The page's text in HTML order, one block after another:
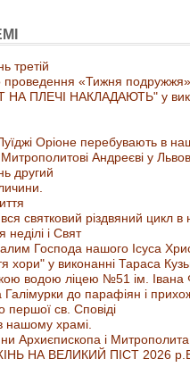
третій
проведення «Тижня подружжя»
НА ПЛЕЧІ НАКЛАДАЮТЬ" у
Оріоне перебувають в
Андреєві у
другий
святковий різдвяний цикл в
неділі і Свят
Господа нашого Ісуса
хори" у виконанні Тараса
водою ліцею №51 ім. Івана
Галімурки до парафіян і
першої св. Сповіді
нашому храмі.
Архиєпископа і
НА ВЕЛИКИЙ ПІСТ 2026